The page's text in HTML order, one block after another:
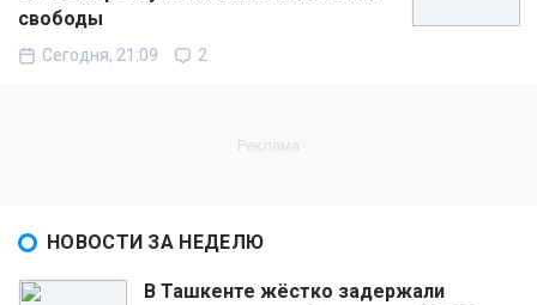
свободы
Сегодня, 21:09 2
НОВОСТИ ЗА НЕДЕЛЮ
В Ташкенте жёстко задержали